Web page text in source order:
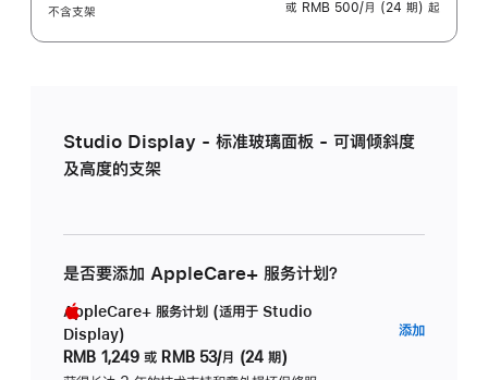
不含支架
或 RMB 500/月 (24 期) 起
Studio Display - 标准玻璃面板 - 可调倾斜度
及高度的支架
是否要添加 AppleCare+ 服务计划？
AppleCare+ 服务计划 (适用于 Studio
Display)
RMB 1,249 或 RMB 53/月 (24 期)
添加